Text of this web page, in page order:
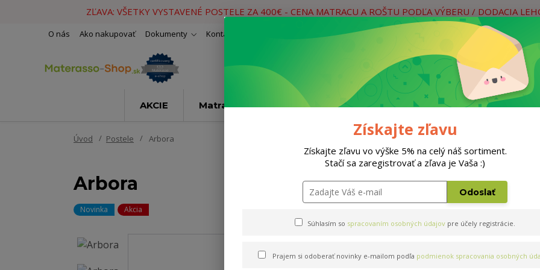
ZĽAVA: VŠETKY VYSTAVENÉ POSTELE ZA 400€ - CENA MATRACU A ROŠTU PODĽA VÝBERU / DODACIA
O nás Ako nakupovať Dokumenty Kontakty
Hľadať
Neviete si rady? Zavolajte.
AKCIE Matrace Rošty Doplnky Postele
Úvod Postele Arbora
Arbora
Novinka Akcia
Získajte zľavu
Získajte zľavu vo výške 5% na celý náš sortiment.
Stačí sa zaregistrovať a zľava je Vaša :)
Odoslať
Súhlasím so spracovaním osobných údajov pre účely registrácie.
Prajem si odoberať novinky e-mailom podľa podmienok spracovania osobných